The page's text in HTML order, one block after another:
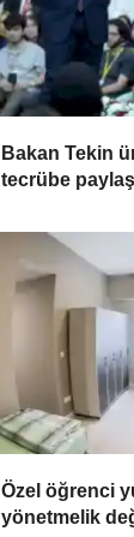
Bakan Tekin
tecrübe
Özel öğrenci
yönetmelik